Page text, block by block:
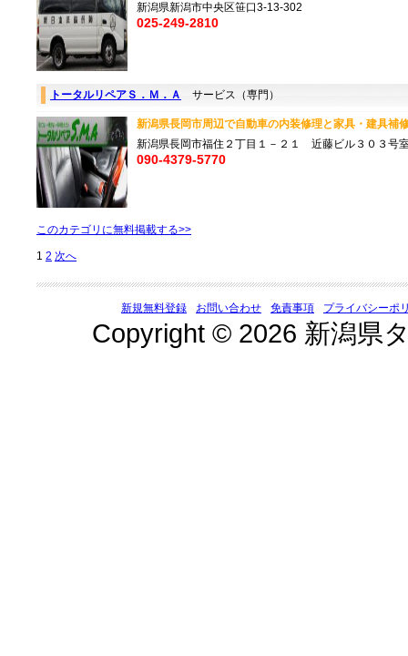
新潟県新潟市中央区笹口3-13-302
025-249-2810
トータルリペアＳ．Ｍ．Ａ サービス（専門）
新潟県長岡市周辺で自動車の内装修理と家具・建具
新潟県長岡市福住２丁目１－２１ 近藤ビル３０３号
090-4379-5770
このカテゴリに無料掲載する>>
1 2 次へ
新規無料登録 お問い合わせ 免責事項 プライバシーポ
Copyright © 2026 新潟県